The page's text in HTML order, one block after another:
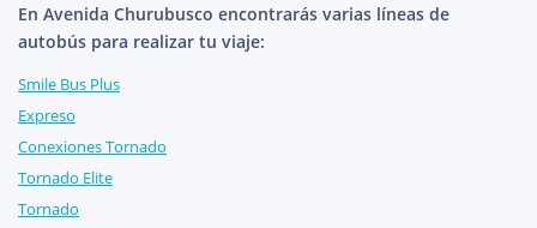
En Avenida Churubusco encontrarás varias líneas de
autobús para realizar tu viaje:
Smile Bus Plus
Expreso
Conexiones Tornado
Tornado Elite
Tornado